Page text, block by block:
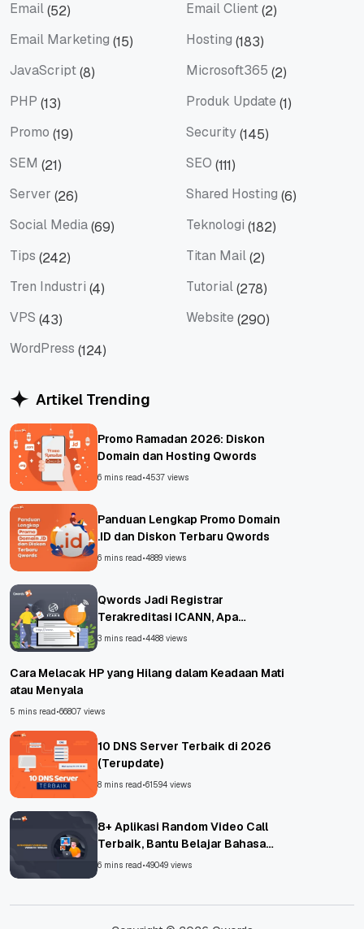
Email(52) Email Client(2)
Email Marketing (15) Hosting (183)
JavaScript(8) Microsoft365 (2)
PHP (13) Produk Update (1)
Promo (19) Security(145)
SEM (21) SEO (111)
Server (26) Shared Hosting (6)
Social Media(69) Teknologi (182)
Tips (242) Titan Mail(2)
Tren Industri (4) Tutorial(278)
VPS (43) Website (290)
WordPress (124)
Artikel Trending
Promo Ramadan 2026: Diskon
Domain dan Hosting Qwords
6 mins read•4537 views
Panduan Lengkap Promo Domain
.ID dan Diskon Terbaru Qwords
6 mins read•4889 views
Qwords Jadi Registrar
Terakreditasi ICANN, Apa
Untungnya?
3 mins read•4488 views
Cara Melacak HP yang Hilang dalam Keadaan Mati
atau Menyala
5 mins read•66807 views
10 DNS Server Terbaik di 2026
(Terupdate)
8 mins read•61594 views
8+ Aplikasi Random Video Call
Terbaik, Bantu Belajar Bahasa
Asing!
6 mins read•49049 views